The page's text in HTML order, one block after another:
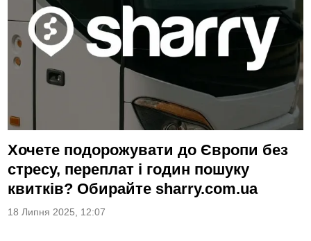
Хочете подорожувати до Європи без
стресу, переплат і годин пошуку
квитків? Обирайте sharry.com.ua
18 Липня 2025, 12:07